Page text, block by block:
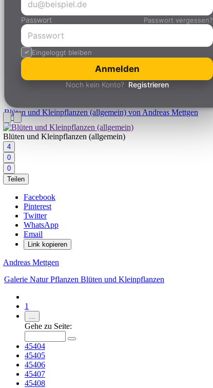
Passwort Passwort vergessen?
Eingeloggt bleiben
Anmelden
Noch kein Konto? Registrieren
Blüten und Kleinpflanzen (allgemein)von Andreas Mettgen
Blüten und Kleinpflanzen (allgemein)
4
0
0
Teilen
Facebook
Pinterest
Twitter
WhatsApp
Email
Link kopieren
Andreas Mettgen
Galerie NaturPflanzen Blüten und Kleinpflanzen
1
…
Gehe zu Seite:
45404
45405
45406
45407
45408